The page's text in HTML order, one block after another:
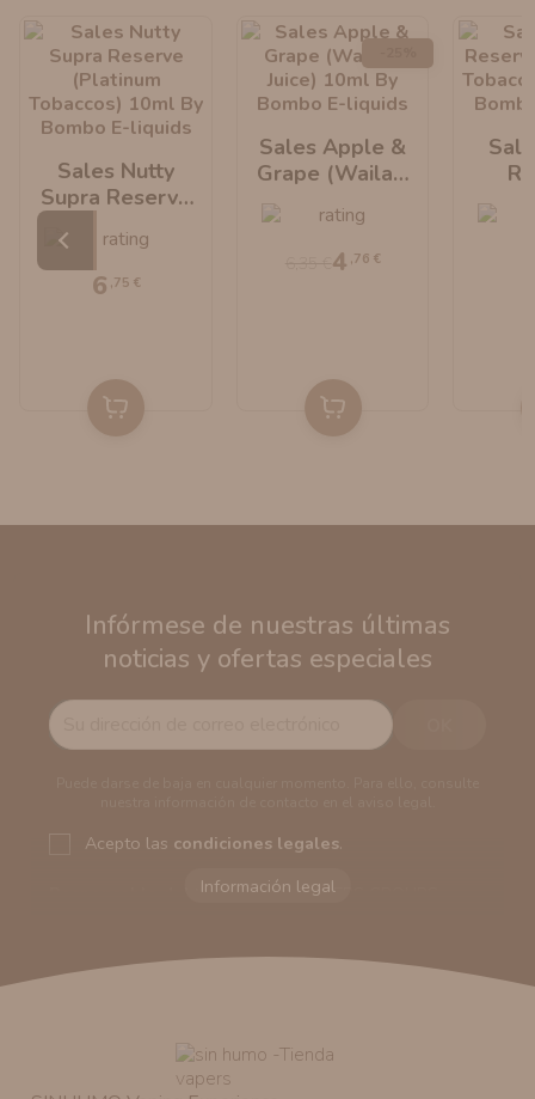
Sales Nutty
Supra Reserve
Tobaccos) 10ml
By Bombo E-
Liquids
6 ,75 €
Sales Apple &
Grape (Wailani
Bombo E-Liquids
4 ,76 €
Infórmese de nuestras últimas
noticias y ofertas especiales
Acepto las condiciones legales.
Responsable del tratamiento: VAPERS GROUPS
194. Cp: 41909. Salteras - Sevilla (España)
Solo le enviaremos publicidad con su
autorización previa. No obstante, efectuar una compra